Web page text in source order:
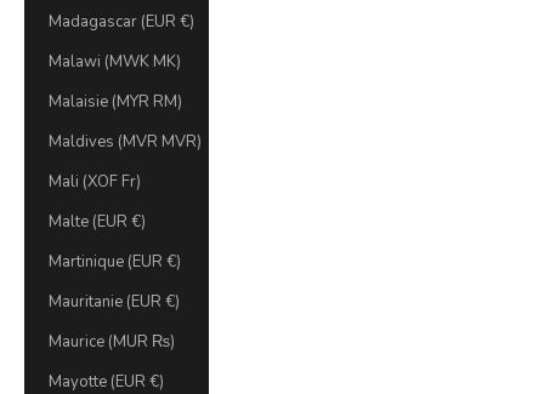
Madagascar (EUR €)
Malawi (MWK MK)
Malaisie (MYR RM)
Maldives (MVR MVR)
Mali (XOF Fr)
Malte (EUR €)
Martinique (EUR €)
Mauritanie (EUR €)
Maurice (MUR ₨)
Mayotte (EUR €)